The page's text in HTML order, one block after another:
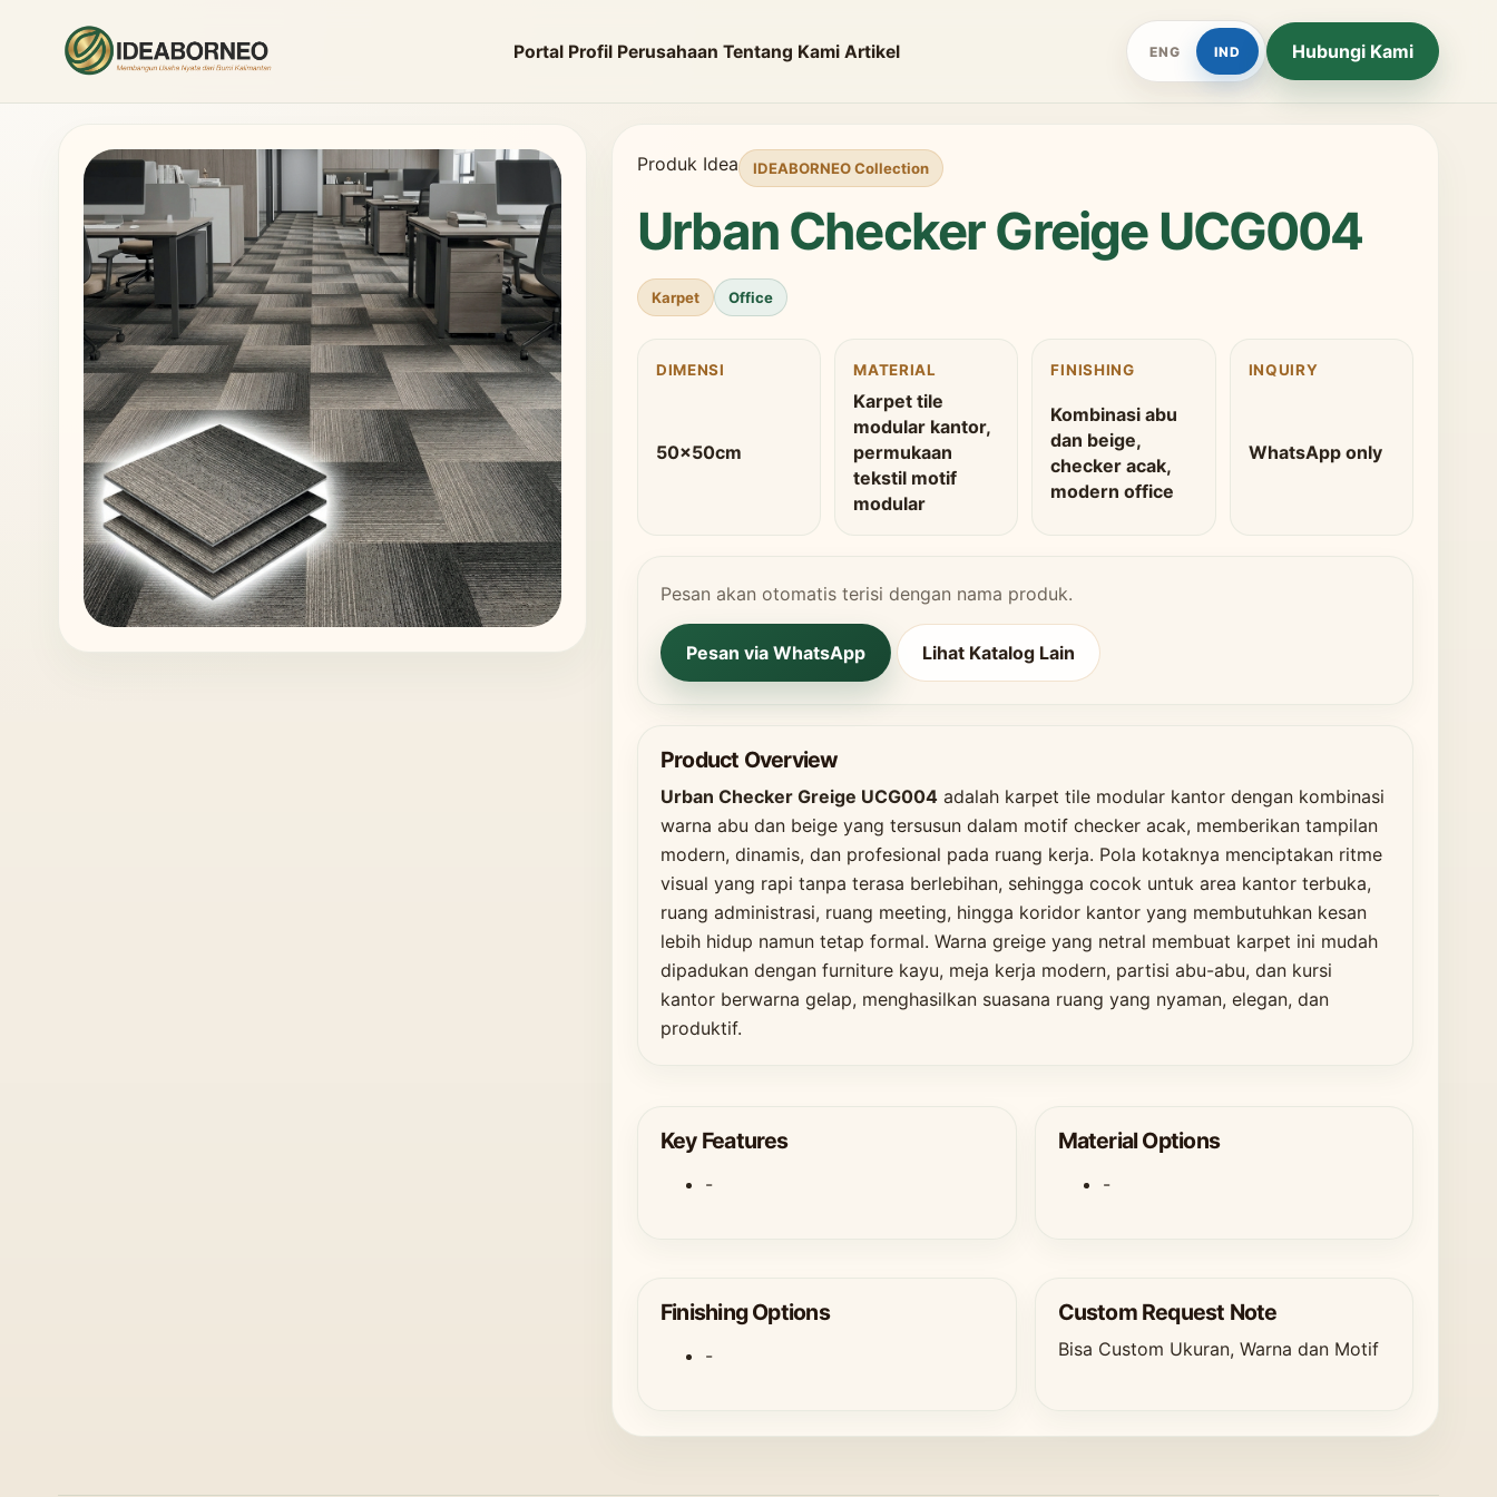
Portal Profil Perusahaan Tentang Kami Artikel ENG IND Hubungi Kami
Produk Idea IDEABORNEO Collection
Urban Checker Greige UCG004
Karpet Office
DIMENSI
50x50cm
MATERIAL
Karpet tile
modular kantor,
permukaan
tekstil motif
modular
FINISHING
Kombinasi abu
dan beige,
checker acak,
modern office
INQUIRY
WhatsApp only
Pesan akan otomatis terisi dengan nama produk.
Pesan via WhatsApp Lihat Katalog Lain
Product Overview
Urban Checker Greige UCG004 adalah karpet tile modular kantor dengan kombinasi
warna abu dan beige yang tersusun dalam motif checker acak, memberikan tampilan
modern, dinamis, dan profesional pada ruang kerja. Pola kotaknya menciptakan ritme
visual yang rapi tanpa terasa berlebihan, sehingga cocok untuk area kantor terbuka,
ruang administrasi, ruang meeting, hingga koridor kantor yang membutuhkan kesan
lebih hidup namun tetap formal. Warna greige yang netral membuat karpet ini mudah
dipadukan dengan furniture kayu, meja kerja modern, partisi abu-abu, dan kursi
kantor berwarna gelap, menghasilkan suasana ruang yang nyaman, elegan, dan
produktif.
Key Features
-
Material Options
-
Finishing Options
-
Custom Request Note
Bisa Custom Ukuran, Warna dan Motif